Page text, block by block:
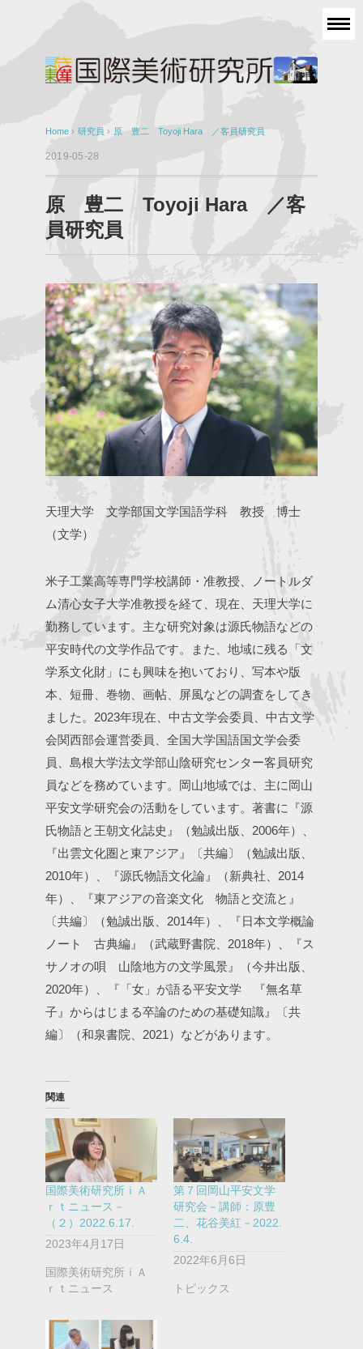
Home › 研究員 › 原 豊二 Toyoji Hara ／客員研究員
2019-05-28
原 豊二 Toyoji Hara ／客
員研究員
天理大学 文学部国文学国語学科 教授 博士
（文学）
米子工業高等専門学校講師・准教授、ノートルダ
ム清心女子大学准教授を経て、現在、天理大学に
勤務しています。主な研究対象は源氏物語などの
平安時代の文学作品です。また、地域に残る「文
学系文化財」にも興味を抱いており、写本や版
本、短冊、巻物、画帖、屏風などの調査をしてき
ました。2023年現在、中古文学会委員、中古文学
会関西部会運営委員、全国大学国語国文学会委
員、島根大学法文学部山陰研究センター客員研究
員などを務めています。岡山地域では、主に岡山
平安文学研究会の活動をしています。著書に『源
氏物語と王朝文化誌史』（勉誠出版、2006年）、
『出雲文化圏と東アジア』〔共編〕（勉誠出版、
2010年）、『源氏物語文化論』（新典社、2014
年）、『東アジアの音楽文化 物語と交流と』
〔共編〕（勉誠出版、2014年）、『日本文学概論
ノート 古典編』（武蔵野書院、2018年）、『ス
サノオの唄 山陰地方の文学風景』（今井出版、
2020年）、『「女」が語る平安文学 『無名草
子』からはじまる卒論のための基礎知識』〔共
編〕（和泉書院、2021）などがあります。
関連
国際美術研究所ｉＡ
ｒｔニュース－
（２）2022.6.17.
2023年4月17日
国際美術研究所ｉＡ
ｒｔニュース
第７回岡山平安文学
研究会－講師：原豊
二、花谷美紅－2022.
6.4.
2022年6月6日
トピックス